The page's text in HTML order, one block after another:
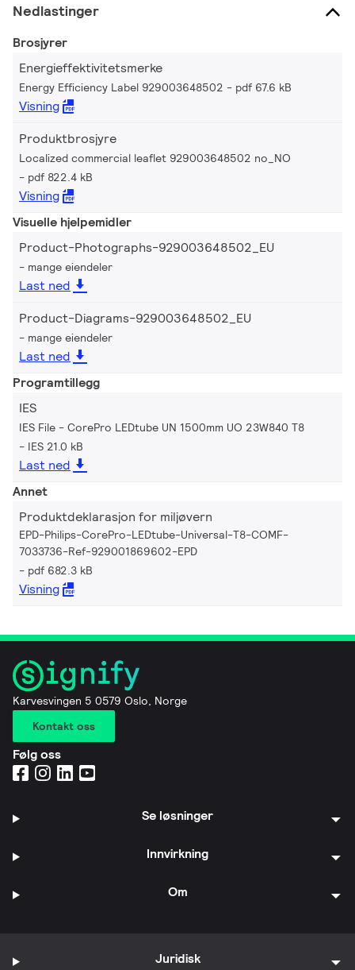
Nedlastinger
Brosjyrer
Energieffektivitetsmerke
Energy Efficiency Label 929003648502 pdf 67.6 kB
Visning
Produktbrosjyre
Localized commercial leaflet 929003648502 no_NO
pdf 822.4 kB
Visning
Visuelle hjelpemidler
Product-Photographs-929003648502_EU
mange eiendeler
Last ned
Product-Diagrams-929003648502_EU
mange eiendeler
Last ned
Programtillegg
IES
IES File - CorePro LEDtube UN 1500mm UO 23W840 T8
IES 21.0 kB
Last ned
Annet
Produktdeklarasjon for miljøvern
EPD-Philips-CorePro-LEDtube-Universal-T8-COMF-
7033736-Ref-929001869602-EPD
pdf 682.3 kB
Visning
Karvesvingen 5 0579 Oslo, Norge
Kontakt oss
Følg oss
Se løsninger
Innvirkning
Om
Juridisk